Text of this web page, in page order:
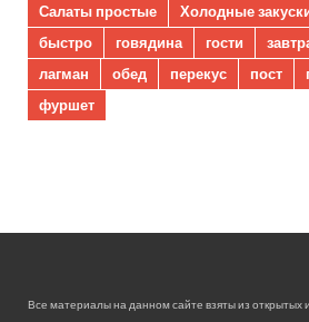
Салаты простые
Холодные
быстро
говядина гости
лагман
обед перекус пост
фуршет
Все материалы на данном сайте взяты из открытых